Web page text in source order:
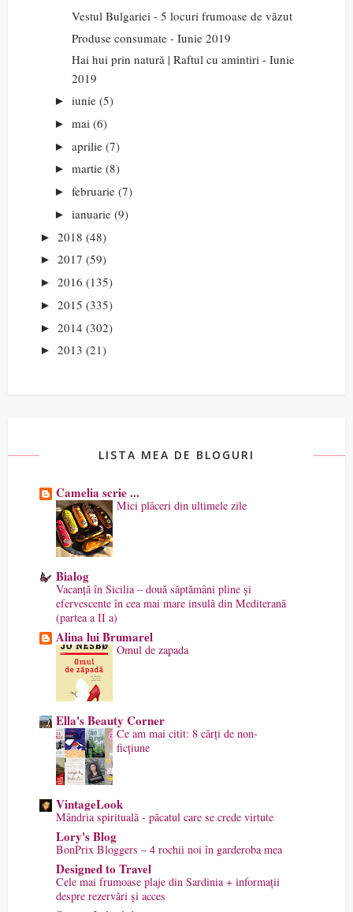
Vestul Bulgariei - 5 locuri frumoase de văzut
Produse consumate - Iunie 2019
Hai hui prin natură | Raftul cu amintiri - Iunie
2019
► iunie (5)
► mai (6)
► aprilie (7)
► martie (8)
► februarie (7)
► ianuarie (9)
► 2018 (48)
► 2017 (59)
► 2016 (135)
► 2015 (335)
► 2014 (302)
► 2013 (21)
LISTA MEA DE BLOGURI
Camelia scrie ...
Mici plăceri din ultimele zile
Bialog
Vacanță în Sicilia – două săptămâni pline și
efervescente în cea mai mare insulă din Mediterană
(partea a II a)
Alina lui Brumarel
Omul de zapada
Ella's Beauty Corner
Ce am mai citit: 8 cărți de non-
ficțiune
VintageLook
Mândria spirituală - păcatul care se crede virtute
Lory's Blog
BonPrix Bloggers – 4 rochii noi în garderoba mea
Designed to Travel
Cele mai frumoase plaje din Sardinia + informații
despre rezervări și acces